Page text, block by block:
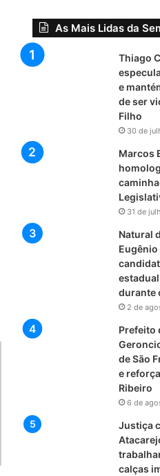
As Mais Lidas da
Thiago
e
de ser
Filho
30 de
Marcos
31 de
Natural
Eugênio
durante
2 de
Prefeito
de São
e
Ribeiro
6 de
Justiça
calças